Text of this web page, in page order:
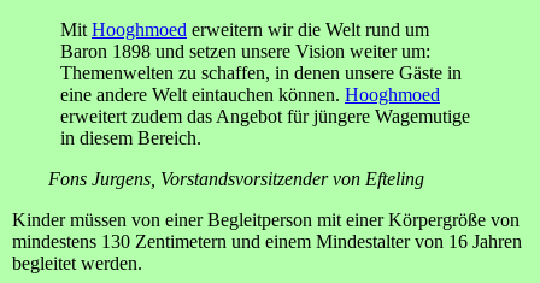
Mit Hooghmoed erweitern wir die Welt rund um
Baron 1898 und setzen unsere Vision weiter um:
Themenwelten zu schaffen, in denen unsere Gäste in
eine andere Welt eintauchen können. Hooghmoed
erweitert zudem das Angebot für jüngere Wagemutige
in diesem Bereich.
Fons Jurgens, Vorstandsvorsitzender von Efteling
Kinder müssen von einer Begleitperson mit einer Körpergröße von
mindestens 130 Zentimetern und einem Mindestalter von 16 Jahren
begleitet werden.